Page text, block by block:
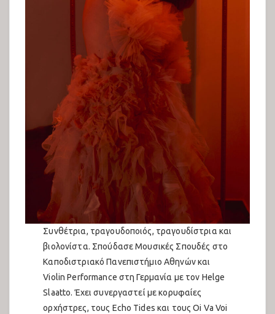
Συνθέτρια, τραγουδοποιός, τραγουδίστρια και
βιολονίστα. Σπούδασε Μουσικές Σπουδές στο
Καποδιστριακό Πανεπιστήμιο Αθηνών και
Violin Performance στη Γερμανία με τον Helge
Slaatto. Έχει συνεργαστεί με κορυφαίες
ορχήστρες, τους Echo Tides και τους Oi Va Voi